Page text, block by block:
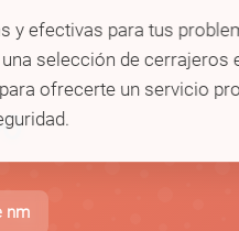
y efectivas para tus
selección de cerrajeros
ofrecerte un servicio
nm